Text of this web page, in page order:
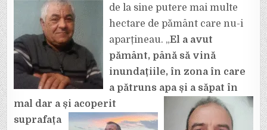
de la sine putere mai multe
hectare de pământ care nu-i
aparțineau. „El a avut
pământ, până să vină
inundațiile, în zona în care
a pătruns apa și a săpat în
mal dar a și acoperit
suprafața